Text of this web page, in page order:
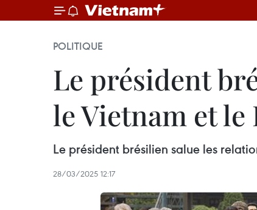
POLITIQUE
Le président
le Vietnam et le
Le président brésilien salue les
28/03/2025 12:17